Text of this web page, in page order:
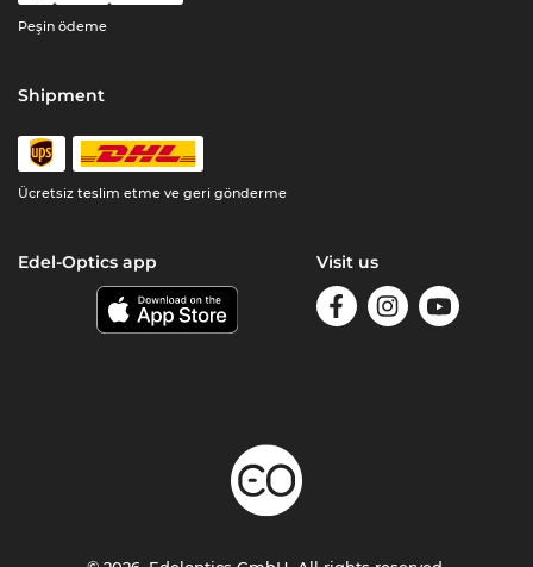
Peşin ödeme
Shipment
Ücretsiz teslim etme ve geri gönderme
Edel-Optics app Visit us